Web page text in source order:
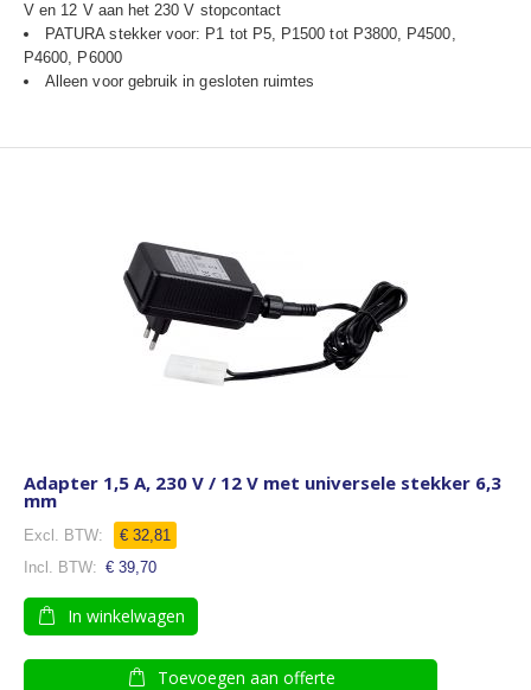
V en 12 V aan het 230 V stopcontact
PATURA stekker voor: P1 tot P5, P1500 tot P3800, P4500,
P4600, P6000
Alleen voor gebruik in gesloten ruimtes
Adapter 1,5 A, 230 V / 12 V met universele stekker 6,3
mm
€ 32,81
€ 39,70
In winkelwagen
Toevoegen aan offerte